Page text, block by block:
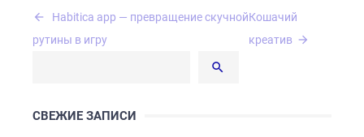
Навигация
по
Habitica app — превращение скучной
рутины в игру
Кошачий
креатив
СВЕЖИЕ ЗАПИСИ